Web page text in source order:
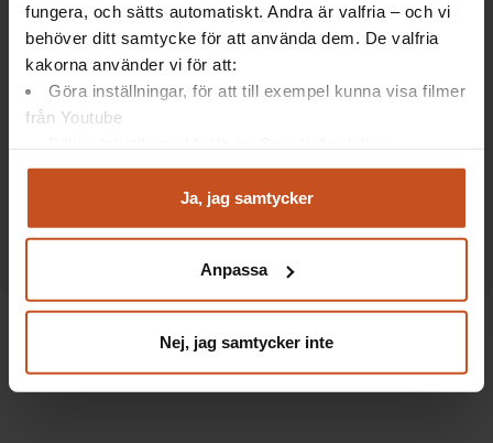
fungera, och sätts automatiskt. Andra är valfria – och vi
behöver ditt samtycke för att använda dem. De valfria
kakorna använder vi för att:
Göra inställningar, för att till exempel kunna visa filmer
från Youtube
Analysera trafik för att kunna visa riktad information
Du kan när som helst återta ditt godkännande genom att
integritet@suntarbetsliv.se.
Ja, jag samtycker
Anpassa
Nej, jag samtycker inte
Gillade du artikeln?
Prenumerera på vårt nyhetsbrev om
arbetsmiljö för fler tips och inspirerande
exempel!
Anmäl dig här